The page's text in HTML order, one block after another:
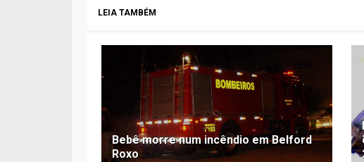
LEIA TAMBÉM
Bebê morre num incêndio em Belford
Roxo